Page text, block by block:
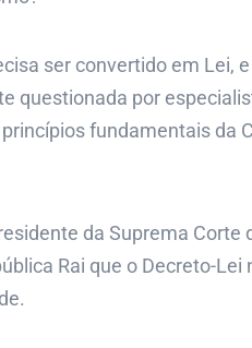
ser convertido em Lei,
questionada por
fundamentais da
da Suprema Corte
Rai que o Decreto-